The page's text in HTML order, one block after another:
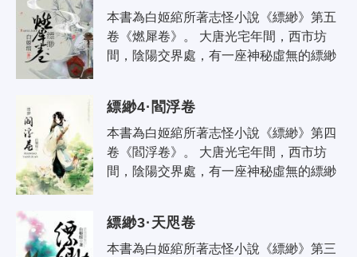
本書為白姬綰所著志怪小說《縹緲》第五
卷《燃犀卷》。 大唐光宅年間，西市坊
間，陰陽交界處，有一座神秘虛無的縹緲
閣，..
縹緲4·閻浮卷
本書為白姬綰所著志怪小說《縹緲》第四
卷《閻浮卷》。 大唐光宅年間，西市坊
間，陰陽交界處，有一座神秘虛無的縹緲
閣，..
縹緲3·天咫卷
本書為白姬綰所著志怪小說《縹緲》第三